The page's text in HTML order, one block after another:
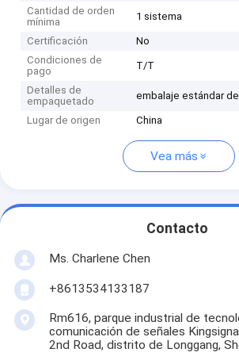
Cantidad de orden
mínima
1 sistema
Certificación
No
Condiciones de
pago
T/T
Detalles de
empaquetado
embalaje estándar
Lugar de origen China
Vea más
Contacto
Ms. Charlene Chen
+8613534133187
Rm616, parque industrial de
comunicación de señales
2nd Road, distrito de Longgang,